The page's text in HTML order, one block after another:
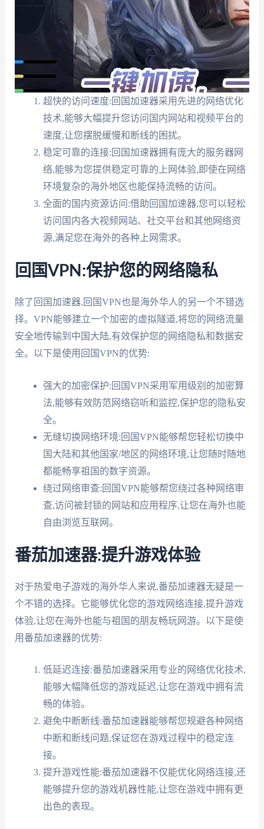
超快的访问速度:回国加速器采用先进的网络优化
技术,能够大幅提升您访问国内网站和视频平台的
速度,让您摆脱缓慢和断线的困扰。
稳定可靠的连接:回国加速器拥有庞大的服务器网
络,能够为您提供稳定可靠的上网体验,即使在网络
环境复杂的海外地区也能保持流畅的访问。
全面的国内资源访问:借助回国加速器,您可以轻松
访问国内各大视频网站、社交平台和其他网络资
源,满足您在海外的各种上网需求。
回国VPN:保护您的网络隐私
除了回国加速器,回国VPN也是海外华人的另一个不错选
择。VPN能够建立一个加密的虚拟隧道,将您的网络流量
安全地传输到中国大陆,有效保护您的网络隐私和数据安
全。以下是使用回国VPN的优势:
强大的加密保护:回国VPN采用军用级别的加密算
法,能够有效防范网络窃听和监控,保护您的隐私安
全。
无缝切换网络环境:回国VPN能够帮您轻松切换中
国大陆和其他国家/地区的网络环境,让您随时随地
都能畅享祖国的数字资源。
绕过网络审查:回国VPN能够帮您绕过各种网络审
查,访问被封锁的网站和应用程序,让您在海外也能
自由浏览互联网。
番茄加速器:提升游戏体验
对于热爱电子游戏的海外华人来说,番茄加速器无疑是一
个不错的选择。它能够优化您的游戏网络连接,提升游戏
体验,让您在海外也能与祖国的朋友畅玩网游。以下是使
用番茄加速器的优势:
低延迟连接:番茄加速器采用专业的网络优化技术,
能够大幅降低您的游戏延迟,让您在游戏中拥有流
畅的体验。
避免中断断线:番茄加速器能够帮您规避各种网络
中断和断线问题,保证您在游戏过程中的稳定连
接。
提升游戏性能:番茄加速器不仅能优化网络连接,还
能够提升您的游戏机器性能,让您在游戏中拥有更
出色的表现。